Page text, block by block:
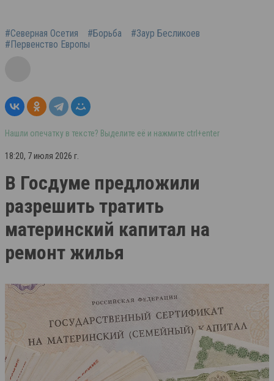
#Северная Осетия #Борьба
#Заур Бесликоев
#Первенство Европы
Нашли опечатку в тексте? Выделите её и нажмите ctrl+enter
18:20, 7 июля 2026 г.
В Госдуме предложили
разрешить тратить
материнский капитал на
ремонт жилья